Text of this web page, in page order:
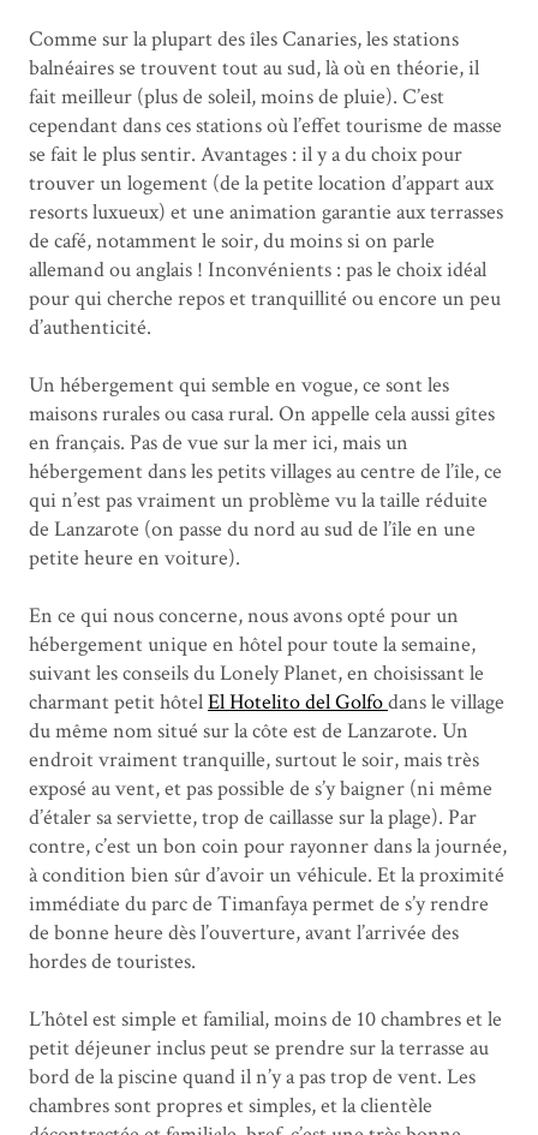
Comme sur la plupart des îles Canaries, les stations
balnéaires se trouvent tout au sud, là où en théorie, il
fait meilleur (plus de soleil, moins de pluie). C’est
cependant dans ces stations où l’effet tourisme de masse
se fait le plus sentir. Avantages : il y a du choix pour
trouver un logement (de la petite location d’appart aux
resorts luxueux) et une animation garantie aux terrasses
de café, notamment le soir, du moins si on parle
allemand ou anglais ! Inconvénients : pas le choix idéal
pour qui cherche repos et tranquillité ou encore un peu
d’authenticité.
Un hébergement qui semble en vogue, ce sont les
maisons rurales ou casa rural. On appelle cela aussi gîtes
en français. Pas de vue sur la mer ici, mais un
hébergement dans les petits villages au centre de l’île, ce
qui n’est pas vraiment un problème vu la taille réduite
de Lanzarote (on passe du nord au sud de l’île en une
petite heure en voiture).
En ce qui nous concerne, nous avons opté pour un
hébergement unique en hôtel pour toute la semaine,
suivant les conseils du Lonely Planet, en choisissant le
charmant petit hôtelEl Hotelito del Golfodans le village
du même nom situé sur la côte est de Lanzarote. Un
endroit vraiment tranquille, surtout le soir, mais très
exposé au vent, et pas possible de s’y baigner (ni même
d’étaler sa serviette, trop de caillasse sur la plage). Par
contre, c’est un bon coin pour rayonner dans la journée,
à condition bien sûr d’avoir un véhicule. Et la proximité
immédiate du parc de Timanfaya permet de s’y rendre
de bonne heure dès l’ouverture, avant l’arrivée des
hordes de touristes.
L’hôtel est simple et familial, moins de 10 chambres et le
petit déjeuner inclus peut se prendre sur la terrasse au
bord de la piscine quand il n’y a pas trop de vent. Les
chambres sont propres et simples, et la clientèle